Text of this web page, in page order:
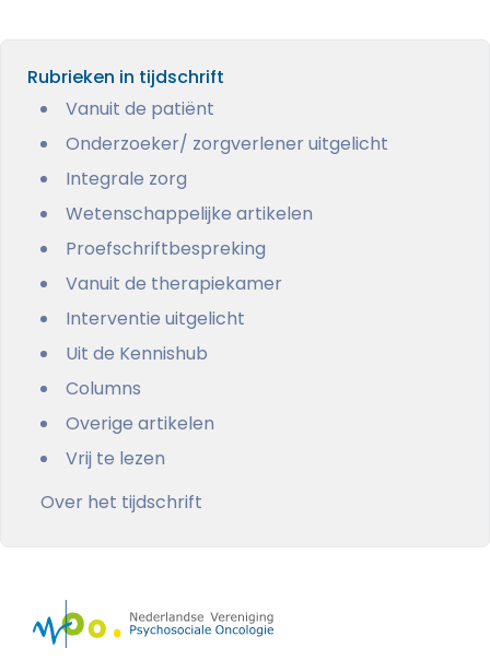
Rubrieken in tijdschrift
Vanuit de patiënt
Onderzoeker/ zorgverlener uitgelicht
Integrale zorg
Wetenschappelijke artikelen
Proefschriftbespreking
Vanuit de therapiekamer
Interventie uitgelicht
Uit de Kennishub
Columns
Overige artikelen
Vrij te lezen
Over het tijdschrift